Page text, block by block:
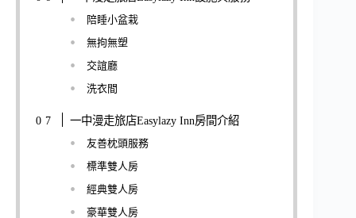
陪睡小盆栽
無拘無塑
交誼廳
洗衣間
一中漫走旅店Easylazy Inn房間介紹
友善枕頭服務
標準雙人房
經典雙人房
豪華雙人房